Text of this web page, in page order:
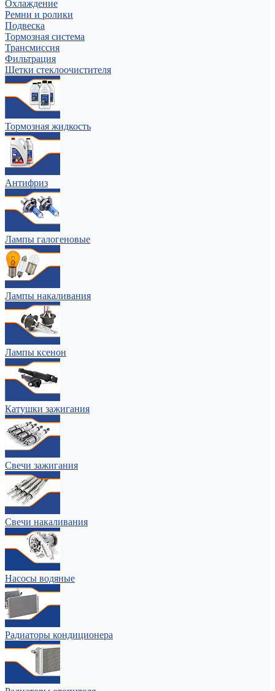
Охлаждение
Ремни и ролики
Подвеска
Тормозная система
Трансмиссия
Фильтрация
Щетки стеклоочистителя
Тормозная жидкость
Антифриз
Лампы галогеновые
Лампы накаливания
Лампы ксенон
Катушки зажигания
Свечи зажигания
Свечи накаливания
Насосы водяные
Радиаторы кондиционера